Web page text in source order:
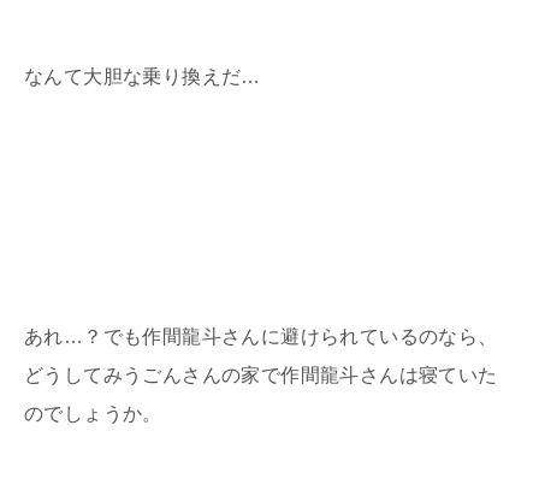
なんて大胆な乗り換えだ…
あれ…？でも作間龍斗さんに避けられているのなら、
どうしてみうごんさんの家で作間龍斗さんは寝ていた
のでしょうか。